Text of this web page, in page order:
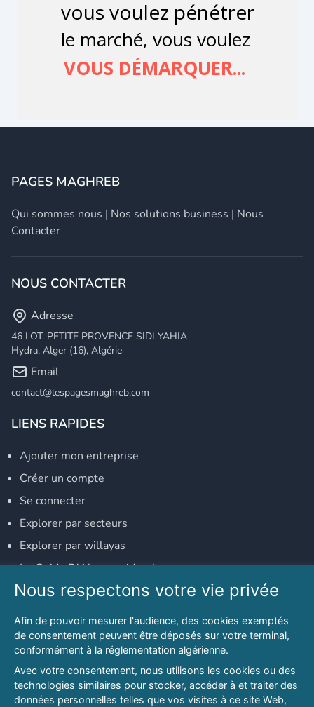
PAGES MAGHREB
Qui sommes nous | Nos solutions business | Nous
Contacter
NOUS CONTACTER
Adresse
46 LOT. PETITE PROVENCE SIDI YAHIA
Hydra, Alger (16), Algérie
Email
contact@lespagesmaghreb.com
LIENS RAPIDES
Ajouter mon entreprise
Créer un compte
Se connecter
Explorer par secteurs
Explorer par willayas
Le Guide D'Alger, guide-alger.com
NOS RÉSEAUX SOCIAUX
Notre page Facebook
Notre page LinkedIn
Notre page Instagram
Nous respectons votre vie privée
Afin de pouvoir mesurer l'audience, des cookies exemptés
de consentement peuvent être déposés sur votre terminal,
conformément à la réglementation algérienne.
Avec votre consentement, nous utilisons les cookies ou des
technologies similaires pour stocker, accéder à et traiter des
données personnelles telles que vos visites à ce site Web,